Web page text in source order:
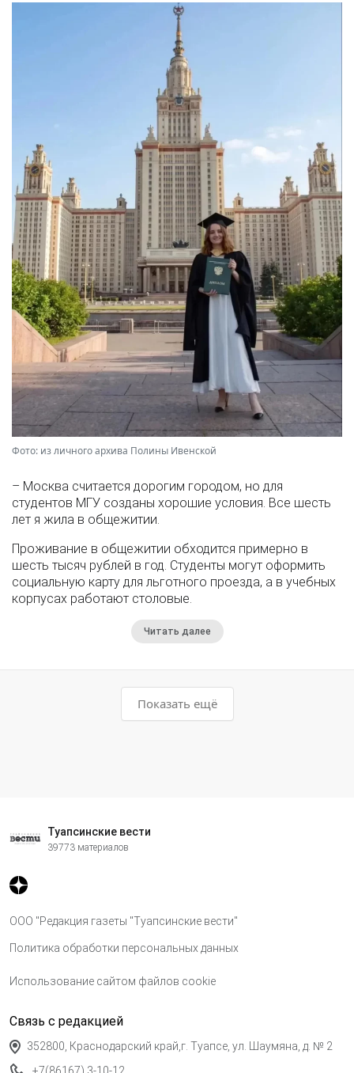
Фото: из личного архива Полины Ивенской
– Москва считается дорогим городом, но для
студентов МГУ созданы хорошие условия. Все шесть
лет я жила в общежитии.
Проживание в общежитии обходится примерно в
шесть тысяч рублей в год. Студенты могут оформить
социальную карту для льготного проезда, а в учебных
корпусах работают столовые.
Читать далее
Показать ещё
Туапсинские вести
39773 материалов
ООО "Редакция газеты "Туапсинские вести"
Политика обработки персональных данных
Использование сайтом файлов cookie
Связь с редакцией
352800, Краснодарский край,г. Туапсе, ул. Шаумяна, д. № 2
+7(86167) 3-10-12